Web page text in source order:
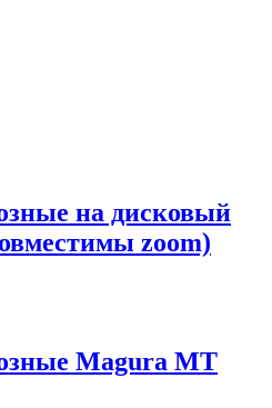
на дисковый
zoom)
Magura MT